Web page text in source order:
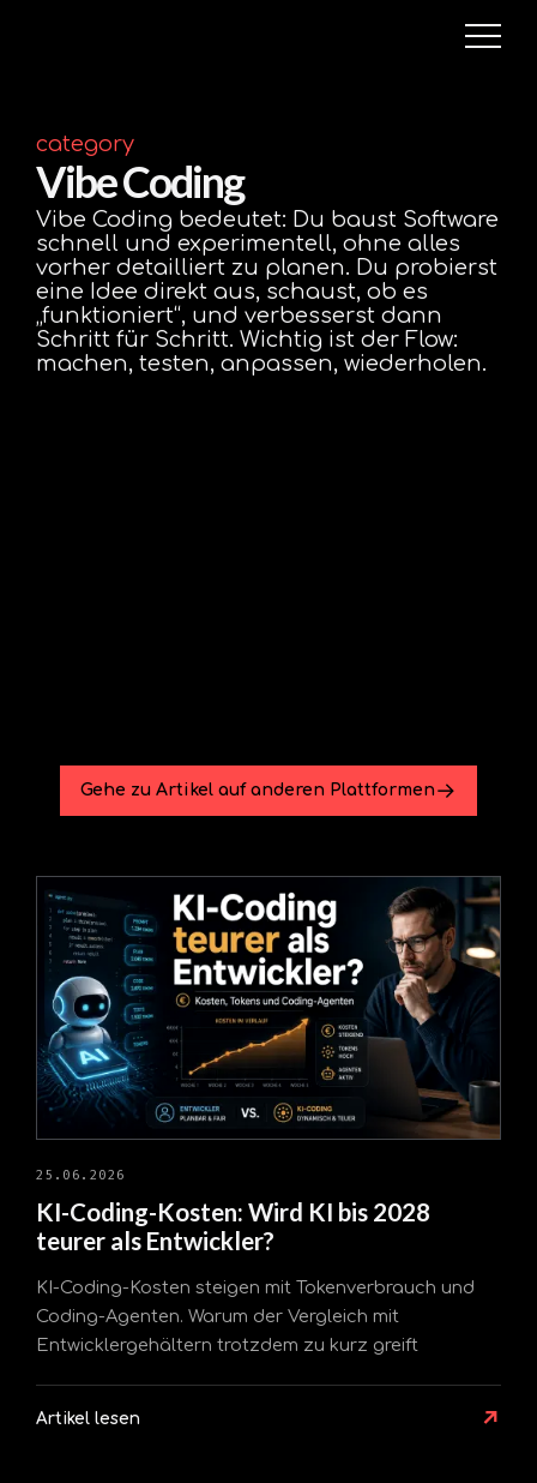
category
Vibe Coding
Vibe Coding bedeutet: Du baust Software
schnell und experimentell, ohne alles
vorher detailliert zu planen. Du probierst
eine Idee direkt aus, schaust, ob es
„funktioniert“, und verbesserst dann
Schritt für Schritt. Wichtig ist der Flow:
machen, testen, anpassen, wiederholen.
Gehe zu Artikel auf anderen Plattformen
25.06.2026
KI-Coding-Kosten: Wird KI bis 2028
teurer als Entwickler?
KI-Coding-Kosten steigen mit Tokenverbrauch und
Coding-Agenten. Warum der Vergleich mit
Entwicklergehältern trotzdem zu kurz greift
Artikel lesen ↗